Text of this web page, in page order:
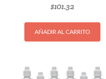
$101.32
AÑADIR AL CARRITO